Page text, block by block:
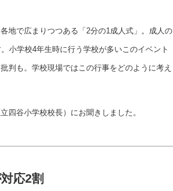
地で広まりつつある「2分の1成人式」。成人の
小学校4年生時に行う学校が多いこのイベント
判も。学校現場ではこの行事をどのように考え
四谷小学校校長）にお聞きしました。
応2割